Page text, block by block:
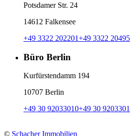
Potsdamer Str. 24
14612 Falkensee
+49 3322 202201+49 3322
Büro Berlin
Kurfürstendamm 194
10707 Berlin
+49 30 92033010+49 30
© Schacher Immobilien